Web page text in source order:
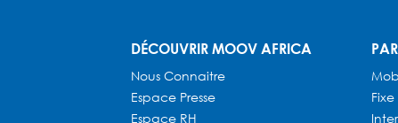
DÉCOUVRIR MOOV AFRICA
Nous Connaitre
Espace Presse
Espace RH
Fixe